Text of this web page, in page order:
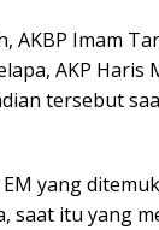
AKBP Imam
AKP Haris
tersebut
yang
saat itu yang